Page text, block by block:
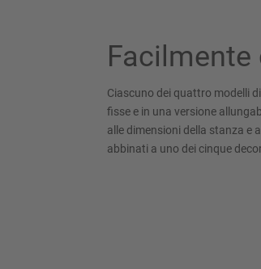
Ciascuno dei quattro modelli
fisse e in una versione
alle dimensioni della stanza e
abbinati a uno dei cinque